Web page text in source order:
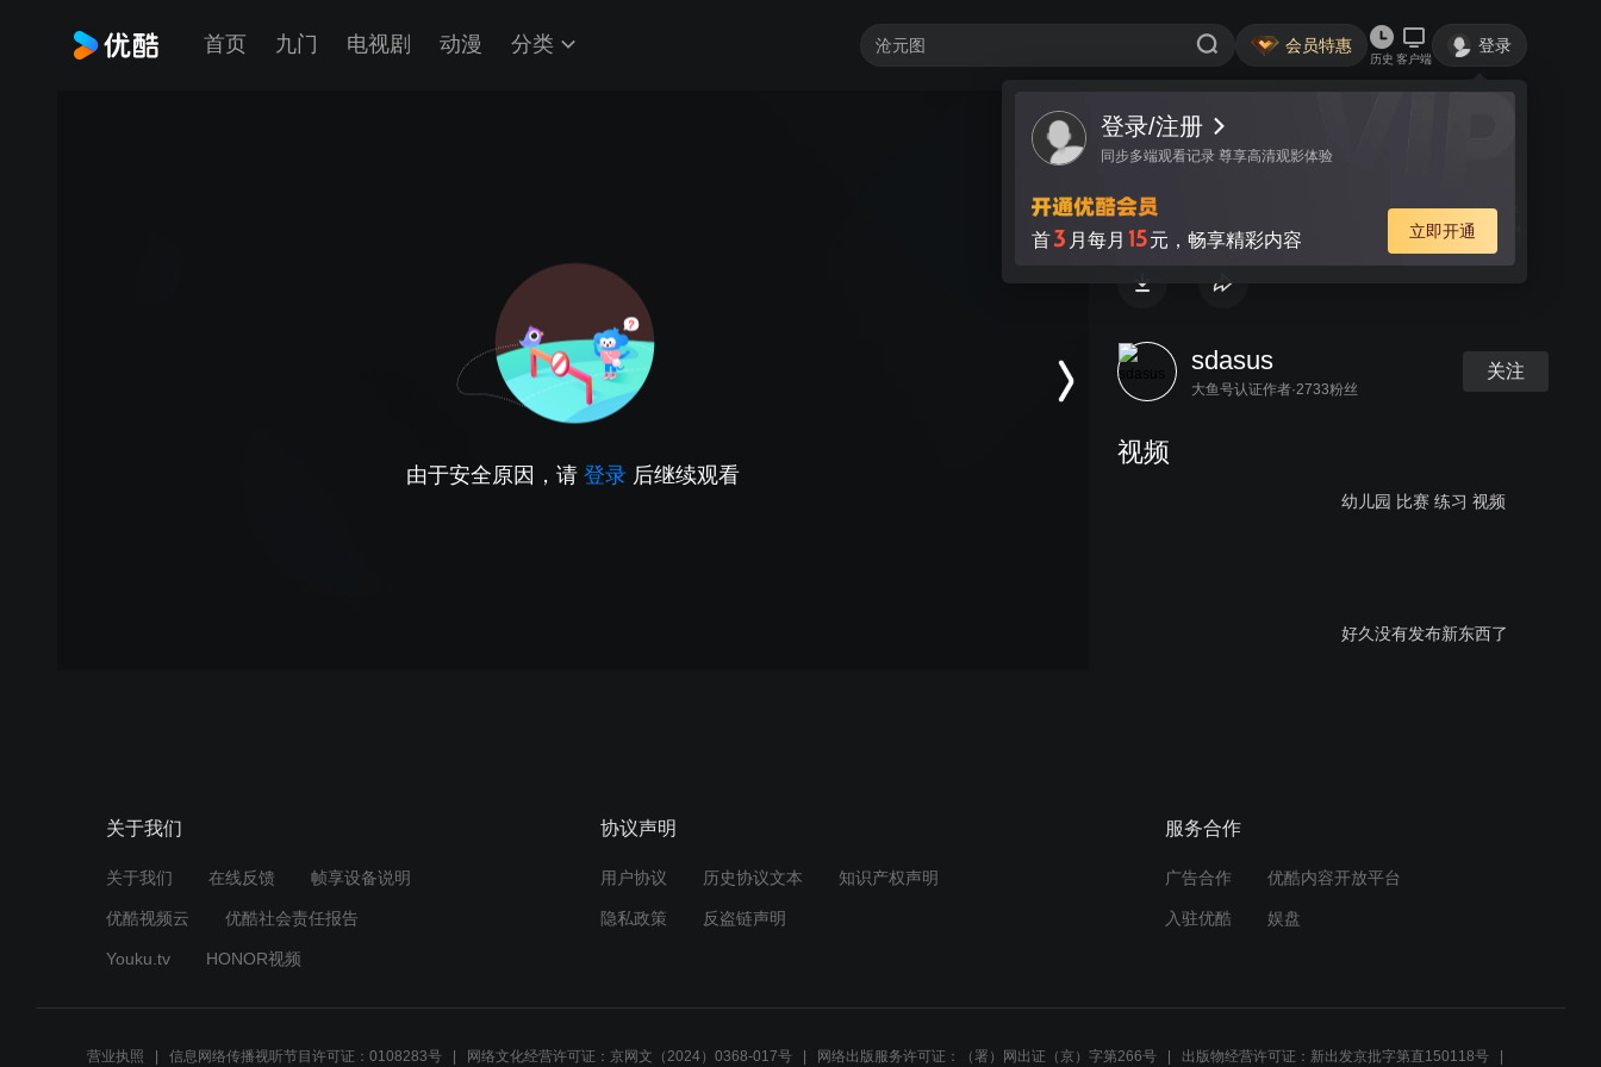
首页 九门 电视剧 动漫 分类 会员特惠
历史 客户端
登录
登录/注册
同步多端观看记录 尊享高清观影体验
首3 月每月 15元，畅享精彩内容 立即开通
由于安全原因，请 登录 后继续观看
视频 讨论
PIX2.4.5 自动调参后的飞行测试
sdasus
大鱼号认证作者·2733粉丝
关注
视频
幼儿园 比赛 练习 视频
好久没有发布新东西了
烟操健身队 第八节拍打运动
关于我们
关于我们 在线反馈 帧享设备说明
优酷视频云 优酷社会责任报告
Youku.tv HONOR视频
协议声明
用户协议 历史协议文本 知识产权声明
隐私政策 反盗链声明
服务合作
广告合作 优酷内容开放平台
入驻优酷 娱盘
营业执照 信息网络传播视听节目许可证：0108283号 网络文化经营许可证：京网文（2024）0368-017号 网络出版服务许可证：（署）网出证（京）字第266号 出版物经营许可证：新出发京批字第直150118号